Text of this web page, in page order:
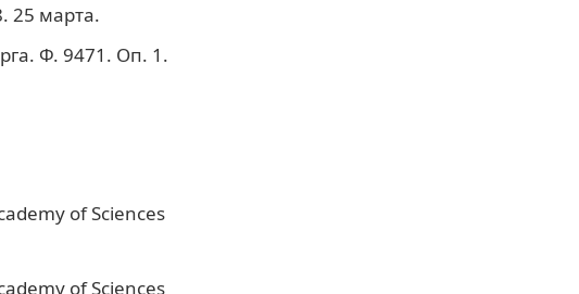
25 марта.
Ф. 9471. Оп. 1.
of Sciences
of Sciences